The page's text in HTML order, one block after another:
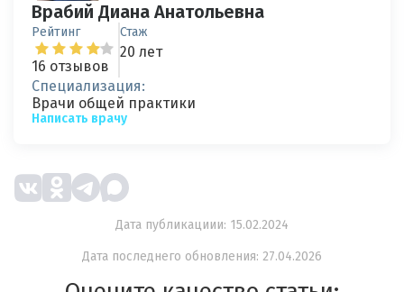
Врабий Диана Анатольевна
Рейтинг
16 отзывов
Стаж
20 лет
Специализация:
Врачи общей практики
Написать врачу
Дата публикациии: 15.02.2024
Дата последнего обновления: 27.04.2026